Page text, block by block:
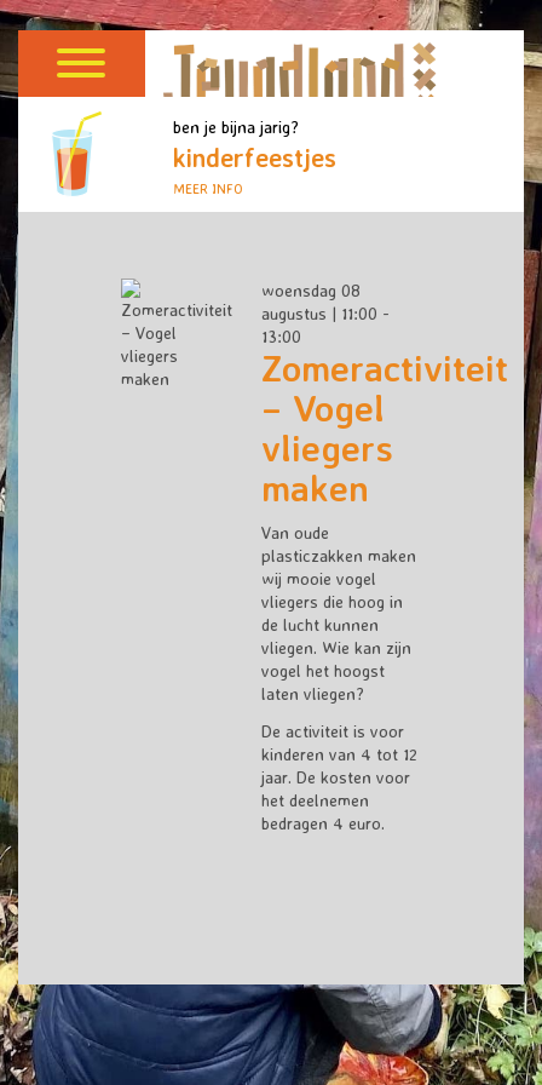
ben je bijna jarig?
kinderfeestjes
MEER INFO
woensdag 08
augustus | 11:00 -
13:00
Zomeractiviteit
– Vogel
vliegers
maken
Van oude
plasticzakken maken
wij mooie vogel
vliegers die hoog in
de lucht kunnen
vliegen. Wie kan zijn
vogel het hoogst
laten vliegen?
De activiteit is voor
kinderen van 4 tot 12
jaar. De kosten voor
het deelnemen
bedragen 4 euro.